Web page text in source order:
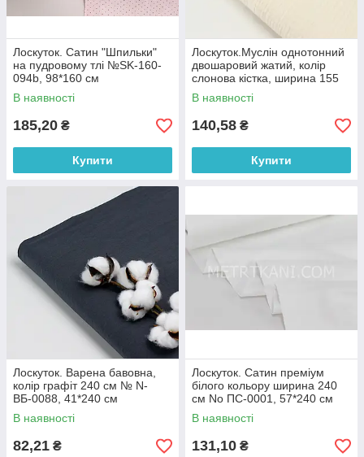
Лоскуток. Сатин "Шпильки"
на пудровому тлі №SK-160-
094b, 98*160 см
В наявності
185,20 ₴
Купити
Лоскуток.Муслін однотонний
двошаровий жатий, колір
слонова кістка, ширина 155
см No МЖ-3-90, 71*155 см
В наявності
140,58 ₴
Купити
Лоскуток. Варена бавовна,
колір графіт 240 см № N-
ВБ-0088, 41*240 см
В наявності
82,21 ₴
Лоскуток. Сатин преміум
білого кольору ширина 240
см No ПС-0001, 57*240 см
В наявності
131,10 ₴